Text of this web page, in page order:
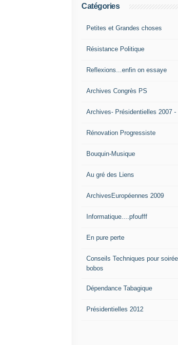
Catégories
Petites et Grandes choses
Résistance Politique
Reflexions...enfin on essaye
Archives Congrès PS
Archives- Présidentielles 2007 -
Rénovation Progressiste
Bouquin-Musique
Au gré des Liens
ArchivesEuropéennes 2009
Informatique....pfoufff
En pure perte
Conseils Techniques pour
bobos
Dépendance Tabagique
Présidentielles 2012